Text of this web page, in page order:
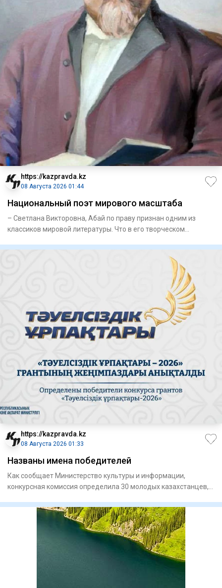
https://kazpravda.kz
08 Августа 2026 01:44
Национальный поэт мирового масштаба
– Светлана Викторовна, Абай по праву признан одним из
классиков мировой литературы. Что в его творческом
https://kazpravda.kz
08 Августа 2026 01:33
Названы имена победителей
Как сообщает Министерство культуры и информации,
конкурсная комиссия определила 30 молодых казахстанцев,